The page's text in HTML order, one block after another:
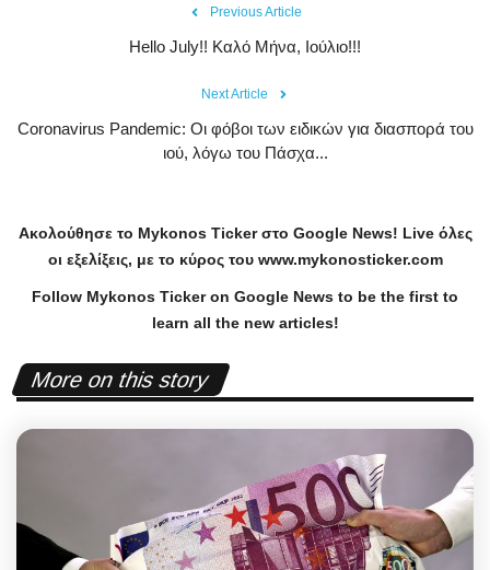
Previous Article
Hello July!! Καλό Μήνα, Ιούλιο!!!
Next Article
Coronavirus Pandemic: Οι φόβοι των ειδικών για διασπορά του
ιού, λόγω του Πάσχα...
Ακολούθησε το Mykonos Tickerστο Google News! Liveόλες
οι εξελίξεις, με το κύρος του www.mykonosticker.com
Follow Mykonos Ticker on Google News to be the first to
learn all the new articles!
More on this story